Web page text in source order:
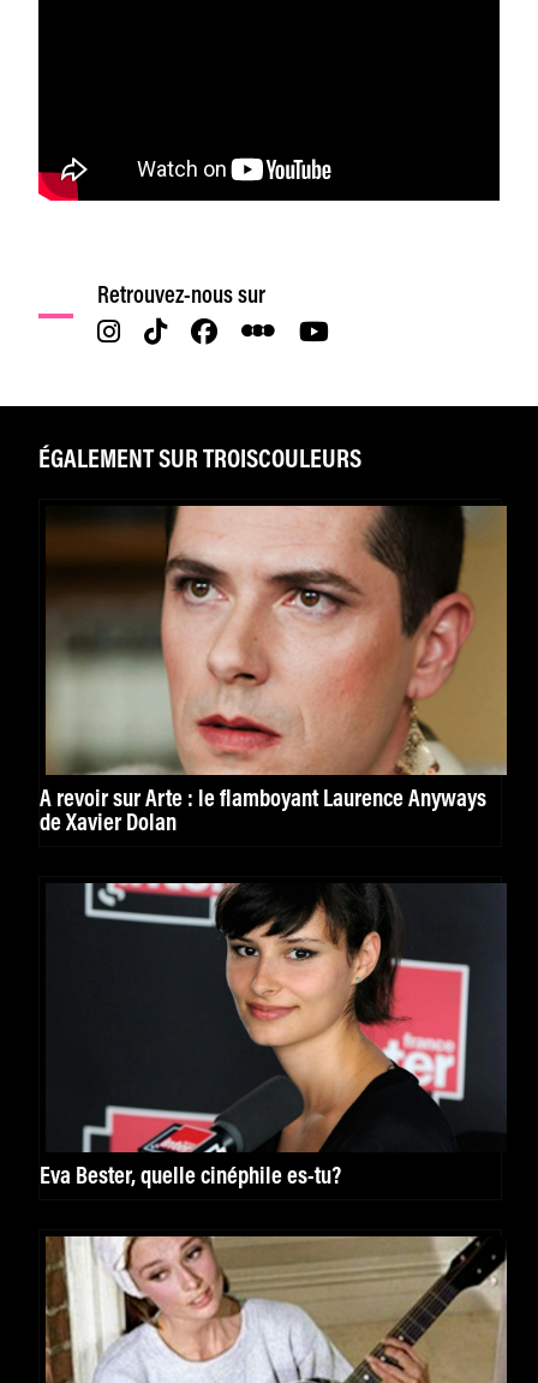
Retrouvez-nous sur
ÉGALEMENT SUR TROISCOULEURS
À revoir sur Arte : le flamboyant Laurence Anyways
de Xavier Dolan
Eva Bester, quelle cinéphile es-tu?